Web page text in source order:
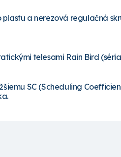
plastu a nerezová regulačná
telesami Rain Bird
SC (Scheduling